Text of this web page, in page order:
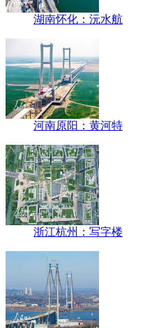
湖南怀化：沅水航
河南原阳：黄河特
浙江杭州：写字楼